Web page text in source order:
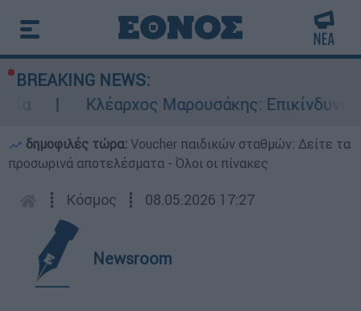
BREAKING NEWS:
Κλέαρχος Μαρουσάκης: Επικίνδυνες οι
δημοφιλές τώρα: Voucher παιδικών σταθμών: Δείτε τα
προσωρινά αποτελέσματα - Όλοι οι πίνακες
┋ Κόσμος ┋ 08.05.2026 17:27
Newsroom